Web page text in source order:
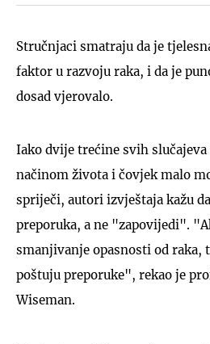
Stručnjaci smatraju da je
faktor u razvoju raka, i da je
dosad vjerovalo.
Iako dvije trećine svih slučajeva
načinom života i čovjek malo
spriječi, autori izvještaja kažu
preporuka, a ne "zapovijedi".
smanjivanje opasnosti od raka,
poštuju preporuke", rekao je
Wiseman.